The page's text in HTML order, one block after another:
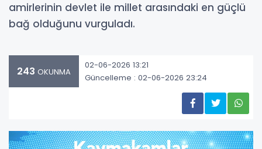
amirlerinin devlet ile millet arasındaki en güçlü
bağ olduğunu vurguladı.
243 OKUNMA
02-06-2026 13:21
Güncelleme : 02-06-2026 23:24